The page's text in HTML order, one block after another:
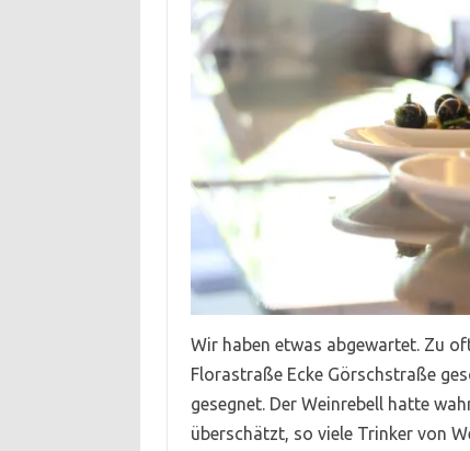
Wir haben etwas abgewartet. Zu
Florastraße Ecke Görschstraße
gesegnet. Der Weinrebell hatte
überschätzt, so viele Trinker von